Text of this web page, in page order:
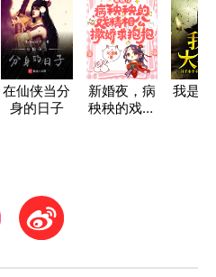
在仙侠当分
身的日子
新婚夜，病
秧秧的戏精
我是